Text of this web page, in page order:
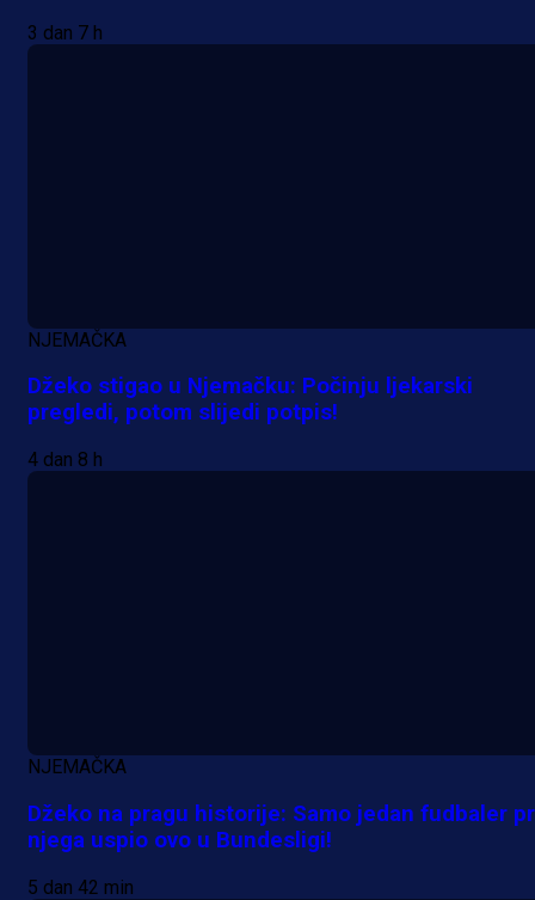
A Selekcija
Da li je selektor zadovoljan: Evo
je Barbarez rekao o transferu
Alajbegovića u Juventus!
3 dan 7 h
NJEMAČKA
Džeko stigao u Njemačku: Počinju ljekarski
pregledi, potom slijedi potpis!
4 dan 8 h
NJEMAČKA
Džeko na pragu historije: Samo jedan fudbaler
njega uspio ovo u Bundesligi!
5 dan 42 min